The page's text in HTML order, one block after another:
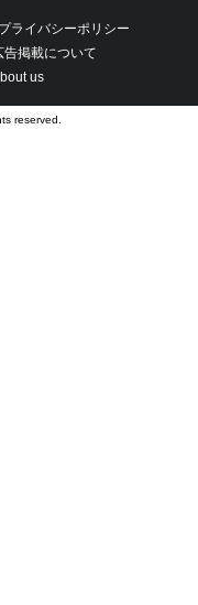
プライバシーポリシー
告掲載について
us
reserved.